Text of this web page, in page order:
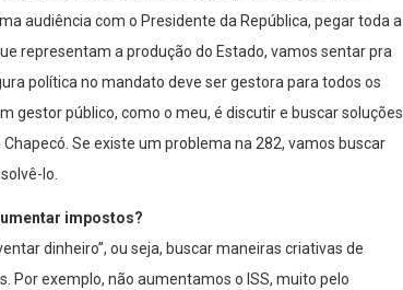
audiência com o Presidente da República, pegar toda a
representam a produção do Estado, vamos sentar pra
política no mandato deve ser gestora para todos os
gestor público, como o meu, é discutir e buscar soluções
Se existe um problema na 282, vamos buscar
lo.
impostos?
dinheiro”, ou seja, buscar maneiras criativas de
Por exemplo, não aumentamos o ISS, muito pelo